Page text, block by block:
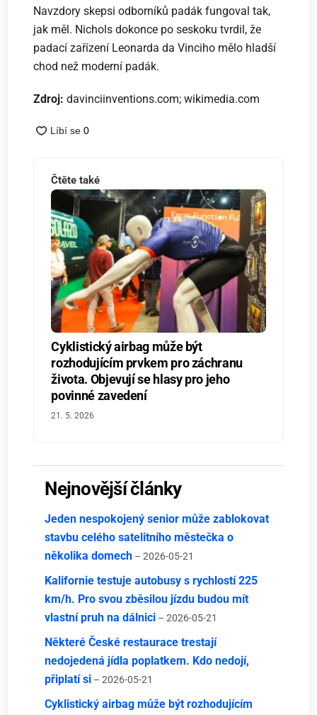
Navzdory skepsi odborníků padák fungoval tak,
jak měl. Nichols dokonce po seskoku tvrdil, že
padací zařízení Leonarda da Vinciho mělo hladší
chod než moderní padák.
Zdroj:davinciinventions.com; wikimedia.com
Čtěte také
Cyklistický airbag může být
rozhodujícím prvkem pro záchranu
života. Objevují se hlasy pro jeho
povinné zavedení
21. 5. 2026
Nejnovější články
Jeden nespokojený senior může zablokovat
stavbu celého satelitního městečka o
několika domech – 2026-05-21
Kalifornie testuje autobusy s rychlostí 225
km/h. Pro svou zběsilou jízdu budou mít
vlastní pruh na dálnici – 2026-05-21
Některé České restaurace trestají
nedojedená jídla poplatkem. Kdo nedojí,
připlatí si – 2026-05-21
Cyklistický airbag může být rozhodujícím